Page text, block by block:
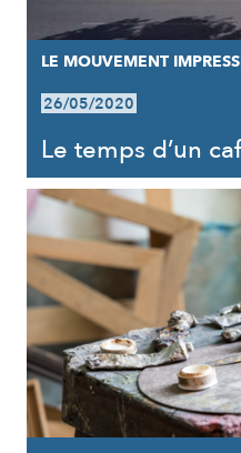
LE MOUVEMENT
26/05/2020
Le temps d’un